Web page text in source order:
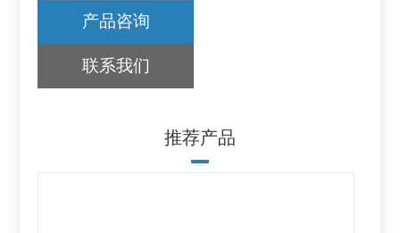
产品咨询
联系我们
推荐产品